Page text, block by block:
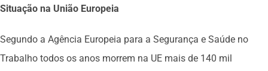
Situação na União Europeia
Segundo a Agência Europeia para a Segurança e Saúde no
Trabalho todos os anos morrem na UE mais de 140 mil